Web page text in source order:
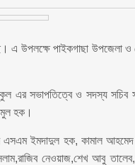
এ উপলক্ষে পাইকগাছা
এর সভাপতিত্বে ও সদস্য সচিব
হক।
এসএম ইমদাদুল হক, কামাল
নেওয়াজ,শেখ আবু